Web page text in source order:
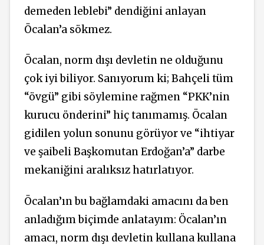
demeden leblebi” dendiğini anlayan
Öcalan’a sökmez.
Öcalan, norm dışı devletin ne olduğunu
çok iyi biliyor. Sanıyorum ki; Bahçeli tüm
“övgü” gibi söylemine rağmen “PKK’nin
kurucu önderini” hiç tanımamış. Öcalan
gidilen yolun sonunu görüyor ve “ihtiyar
ve şaibeli Başkomutan Erdoğan’a” darbe
mekaniğini aralıksız hatırlatıyor.
Öcalan’ın bu bağlamdaki amacını da ben
anladığım biçimde anlatayım: Öcalan’ın
amacı, norm dışı devletin kullana kullana